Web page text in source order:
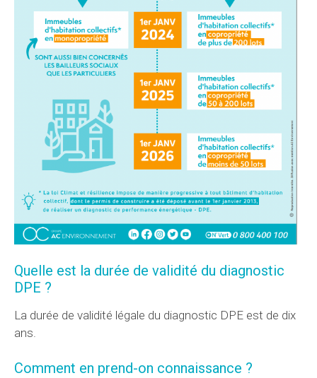
Quelle est la durée de validité du diagnostic
DPE ?
La durée de validité légale du diagnostic DPE est de dix
ans.
Comment en prend-on connaissance ?